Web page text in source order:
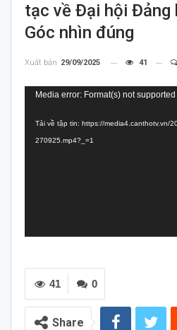
tạc về Đại hội Đảng
Góc nhìn đúng
Xuất bản 29/09/2025 41
Trình
Video
Media error: Format(s) not
Tải về tập tin: https://media4.canthotv.vn/
270925.mp4?_=1
0
41
Share